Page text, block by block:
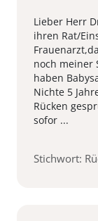
Lieber Herr
ihren Rat/
noch meiner
haben
Nichte 5
Rücken
sofor ...
Stichwort: